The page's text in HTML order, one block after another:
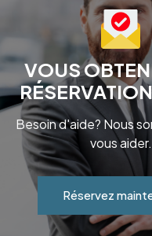
VOUS
Besoin d'aide? Nous
vous aider.
Réservez